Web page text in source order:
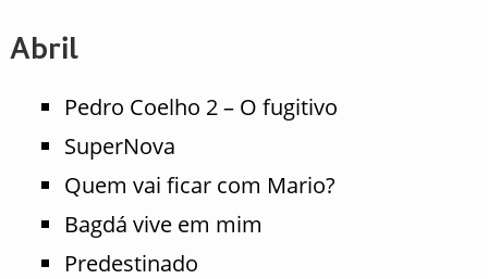
Abril
Pedro Coelho 2 – O fugitivo
SuperNova
Quem vai ficar com Mario?
Bagdá vive em mim
Predestinado